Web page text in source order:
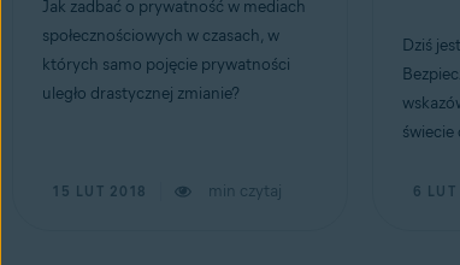
Jak zadbać o prywatność w mediach
społecznościowych w czasach, w
których samo pojęcie prywatności
uległo drastycznej zmianie?
15 LUT 2018 min czytaj
Dziś
świecie
6